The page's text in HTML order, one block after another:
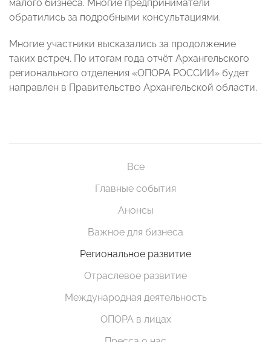
малого бизнеса. Многие предприниматели
обратились за подробными консультациями.
Многие участники высказались за продолжение
таких встреч. По итогам года отчёт Архангельского
регионального отделения «ОПОРА РОССИИ» будет
направлен в Правительство Архангельской области.
Все
Главные события
Анонсы
Важное для бизнеса
Региональное развитие
Отраслевое развитие
Международная деятельность
ОПОРА в лицах